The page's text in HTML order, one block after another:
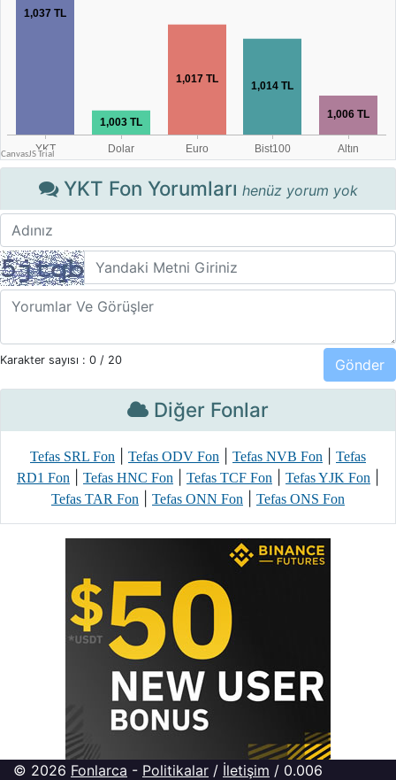
YKT Fon Yorumları henüz yorum yok
Karakter sayısı : 0 / 20
Diğer Fonlar
Tefas SRL Fon Tefas ODV Fon Tefas NVB Fon
Tefas
RD1 Fon
Tefas HNC Fon Tefas TCF Fon Tefas YJK Fon
Tefas TAR Fon Tefas ONN Fon Tefas ONS Fon
© 2026 Fonlarca - Politikalar / İletişim / 0.006